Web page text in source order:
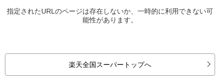
指定されたURLのページは存在しないか、一時的に利用できない可
能性があります。
楽天全国スーパートップへ